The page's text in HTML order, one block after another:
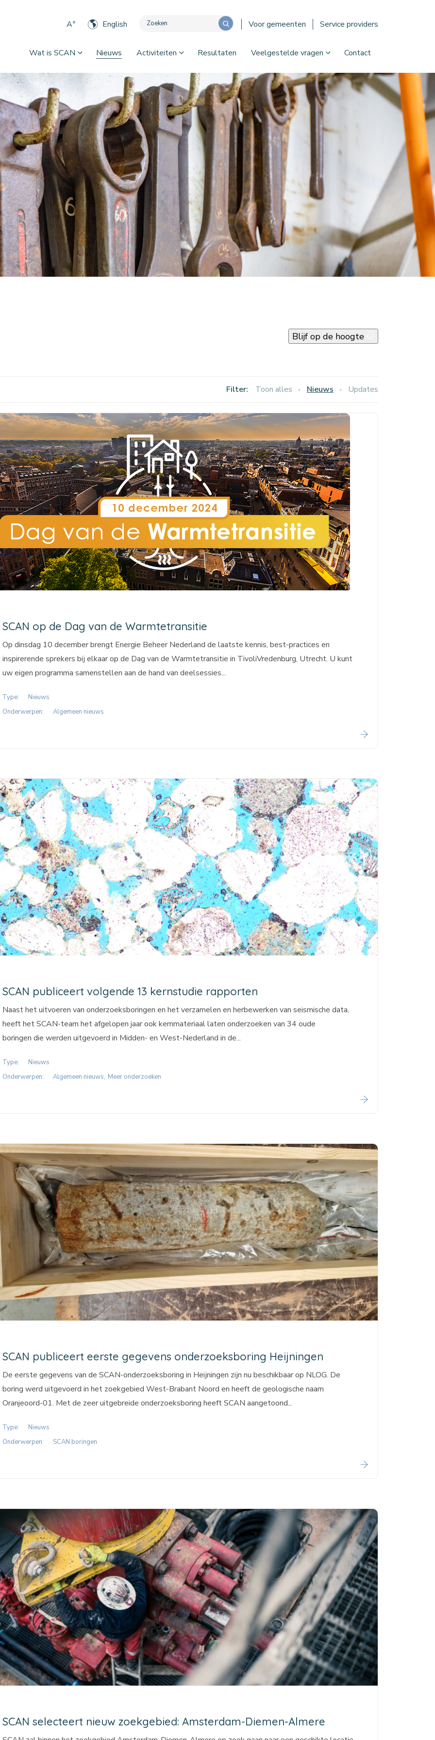
A+ English Voor gemeenten Service providers
Wat is SCAN Nieuws Activiteiten Resultaten Veelgestelde vragen Contact
Blijf op de hoogte
Filter: Toon alles Nieuws Updates
SCAN op de Dag van de Warmtetransitie
Op dinsdag 10 december brengt Energie Beheer Nederland de laatste kennis, best-practices en
inspirerende sprekers bij elkaar op de Dag van de Warmtetransitie in TivoliVredenburg, Utrecht. U kunt
uw eigen programma samenstellen aan de hand van deelsessies...
Type:
Nieuws
Onderwerpen:
Algemeen nieuws
SCAN publiceert volgende 13 kernstudie rapporten
Naast het uitvoeren van onderzoeksboringen en het verzamelen en herbewerken van seismische data,
heeft het SCAN-team het afgelopen jaar ook kernmateriaal laten onderzoeken van 34 oude
boringen die werden uitgevoerd in Midden- en West-Nederland in de...
Type:
Nieuws
Onderwerpen:
Algemeen nieuws Meer onderzoeken
SCAN publiceert eerste gegevens onderzoeksboring Heijningen
De eerste gegevens van de SCAN-onderzoeksboring in Heijningen zijn nu beschikbaar op NLOG. De
boring werd uitgevoerd in het zoekgebied West-Brabant Noord en heeft de geologische naam
Oranjeoord-01. Met de zeer uitgebreide onderzoeksboring heeft SCAN aangetoond...
Type:
Nieuws
Onderwerpen:
SCAN boringen
SCAN selecteert nieuw zoekgebied: Amsterdam-Diemen-Almere